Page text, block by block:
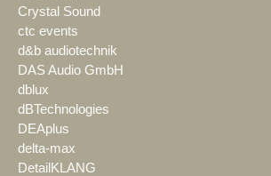
Crystal Sound
ctc events
d&b audiotechnik
DAS Audio GmbH
dblux
dBTechnologies
DEAplus
delta-max
DetailKLANG